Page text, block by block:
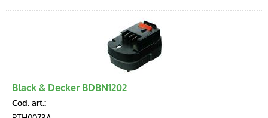
Black & Decker BDBN1202
Cod. art.: